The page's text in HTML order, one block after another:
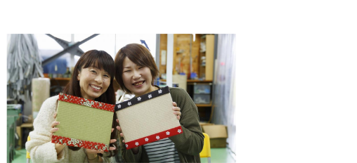
ール等に添付してお送りします。体験開始
時に記入のない場合は体験前に記入してい
ただくため体験時間がその分短くなります
ので、ご了承ください。
せ。どこを回ろうか予定を立てたり、下調べ
をする必要がありません。 天橋立ビューラン
ドからは「飛龍観」を、傘松公園からは「昇
龍観」を見られます。龍が勢い良く飛ぶかの
ような、迫力あふれる景色をお楽しみくださ
い。 ---------- ①天橋立駅に集合 ②天橋立ビ
ューランド（約20分） ③智恩寺（約10分） ④
元伊勢籠神社（約20分） ⑤傘松公園（約20